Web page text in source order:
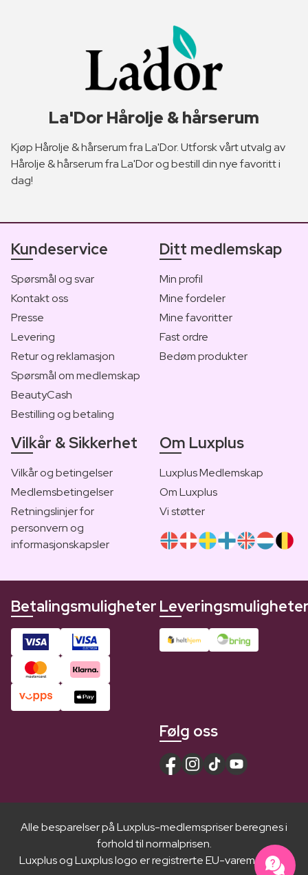
La'Dor Hårolje & hårserum
Kjøp Hårolje & hårserum fra La'Dor. Utforsk vårt utvalg av
Hårolje & hårserum fra La'Dor og bestill din nye favoritt i
dag!
Kundeservice
Spørsmål og svar
Kontakt oss
Presse
Levering
Retur og reklamasjon
Spørsmål om medlemskap
BeautyCash
Bestilling og betaling
Ditt medlemskap
Min profil
Mine fordeler
Mine favoritter
Fast ordre
Bedøm produkter
Vilkår & Sikkerhet
Vilkår og betingelser
Medlemsbetingelser
Retningslinjer for
personvern og
informasjonskapsler
Om Luxplus
Luxplus Medlemskap
Om Luxplus
Vi støtter
Betalingsmuligheter
Følg oss
Alle besparelser på Luxplus-medlemspriser beregnes i
forhold til normalprisen.
Luxplus og Luxplus logo er registrerte EU-varemerker ®